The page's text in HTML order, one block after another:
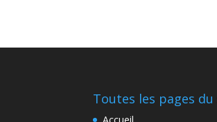
Toutes les pages
Accueil